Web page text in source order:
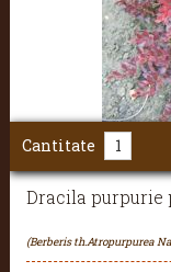
Dracila purpurie
(Berberis th.Atropurpurea
Cantitate